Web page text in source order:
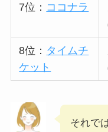
7位： ココナラ
8位： タイムチ
ケット
それで